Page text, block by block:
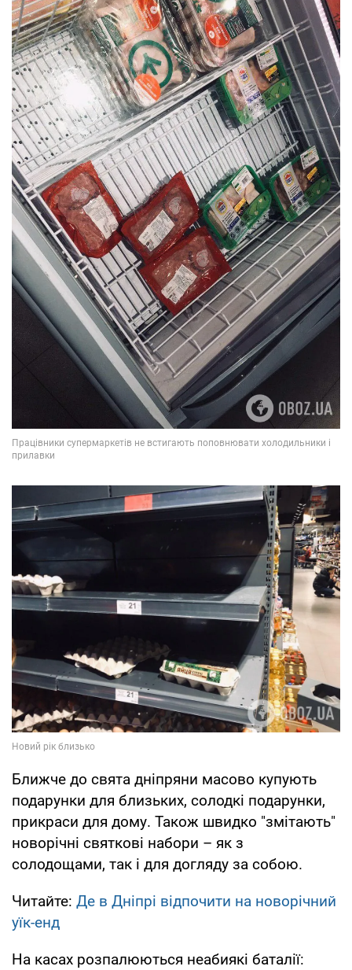
Ближче до свята дніпряни масово купують
подарунки для близьких, солодкі подарунки,
прикраси для дому. Також швидко "змітають"
новорічні святкові набори – як з
солодощами, так і для догляду за собою.
Читайте: Де в Дніпрі відпочити на новорічний
уїк-енд
На касах розпалюються неабиякі баталії: